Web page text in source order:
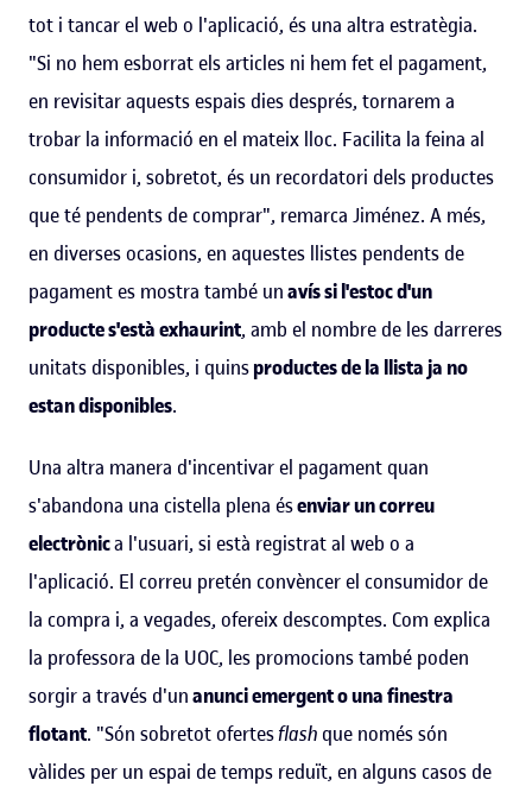
tot i tancar el web o l'aplicació, és una altra estratègia.
"Si no hem esborrat els articles ni hem fet el pagament,
en revisitar aquests espais dies després, tornarem a
trobar la informació en el mateix lloc. Facilita la feina al
consumidor i, sobretot, és un recordatori dels productes
que té pendents de comprar", remarca Jiménez. A més,
en diverses ocasions, en aquestes llistes pendents de
pagament es mostra també unavís si l'estocd'un
producte s'està exhaurint, amb el nombre de les darreres
unitats disponibles, i quinsproductes de la llista ja no
estan disponibles.
Una altra manera d'incentivar el pagament quan
s'abandona una cistella plena ésenviar un correu
electrònica l'usuari, si està registrat al web o a
l'aplicació. El correu pretén convèncer el consumidor de
la compra i, a vegades, ofereix descomptes. Com explica
la professora de la UOC, les promocions també poden
sorgir a través d'unanunci emergento una finestra
flotant. "Són sobretot ofertesflash que només són
vàlides per un espai de temps reduït, en alguns casos de